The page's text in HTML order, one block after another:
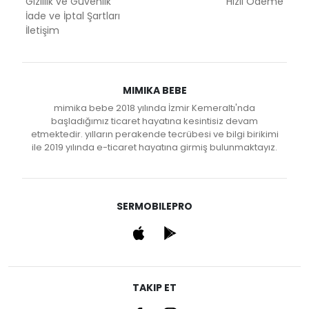
İade ve İptal Şartları
İletişim
MIMIKA BEBE
mimika bebe 2018 yılında İzmir Kemeraltı'nda
başladığımız ticaret hayatına kesintisiz devam
etmektedir. yılların perakende tecrübesi ve bilgi birikimi
ile 2019 yılında e-ticaret hayatına girmiş bulunmaktayız.
SERMOBILEPRO
TAKIP ET